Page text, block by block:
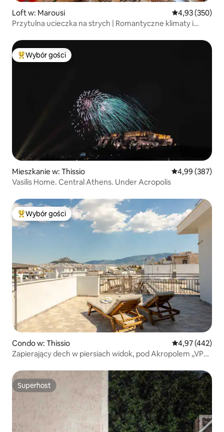
Loft w: Marousi Średnia
4,93 (350)
Przytulna ucieczka na strych | Romantyczne klimaty i
Najpopularniejsze z kategorii Wybór gości
Wybór gości
Mieszkanie w: Thissio Średnia
4,99 (387)
Vasilis Home. Central Athens. Under Acropolis
Najpopularniejsze z kategorii Wybór gości
Wybór gości
Condo w: Thissio Średnia
4,97 (442)
Zapierający dech w piersiach widok, pod Akropolem „VP
Superhost
Superhost